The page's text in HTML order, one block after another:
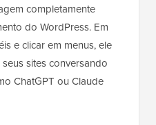
completamente
do WordPress. Em
e clicar em menus, ele
sites conversando
ChatGPT ou Claude